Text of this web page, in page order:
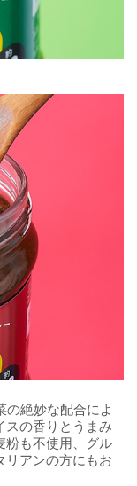
の絶妙な配合によ
スの香りとうまみ
粉も不使用、グル
リアンの方にもお